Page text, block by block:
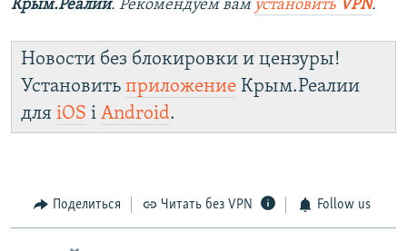
Крым.Реалии. Рекомендуем вам установить VPN.
Новости без блокировки и цензуры!
Установить приложение Крым.Реалии
для iOS і Android.
Поделиться Читать без VPN Follow us